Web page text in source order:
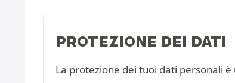
PROTEZIONE DEI DATI
La protezione dei tuoi dati personali